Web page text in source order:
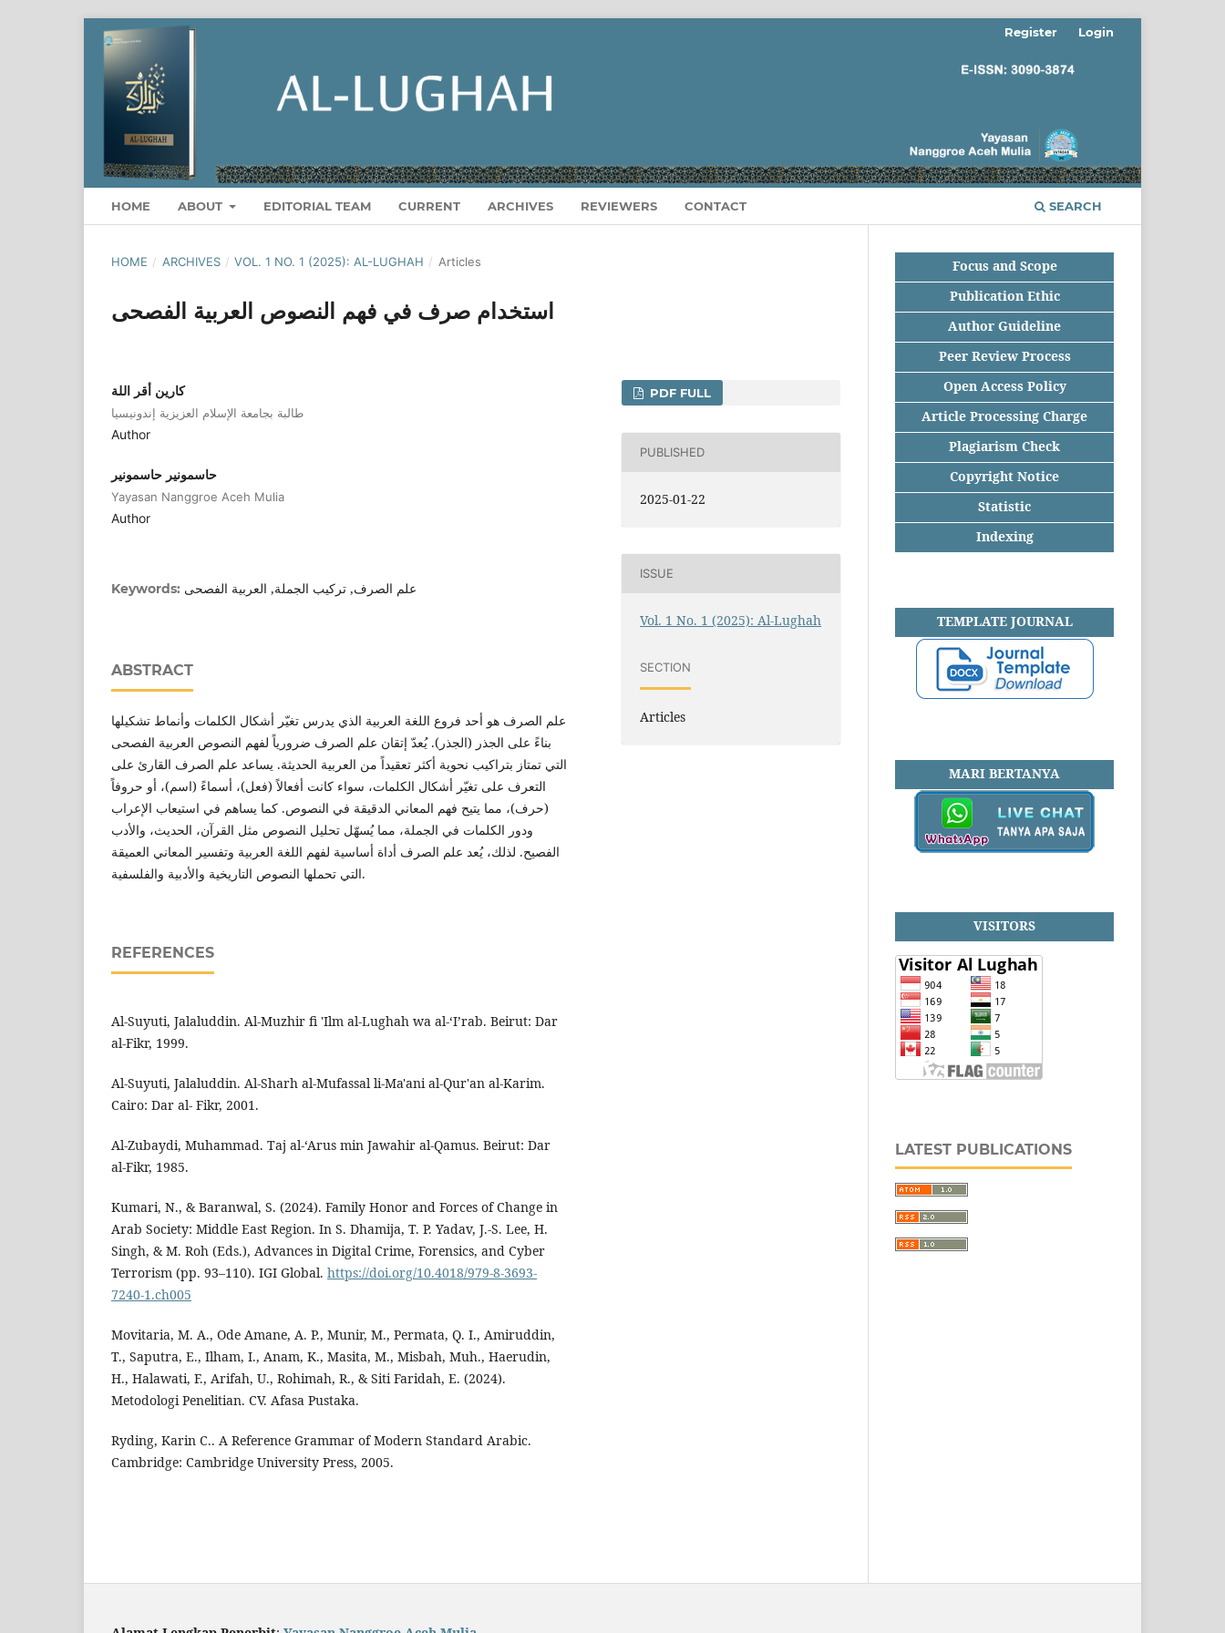
HOME ABOUT EDITORIAL TEAM CURRENT ARCHIVES REVIEWERS CONTACT SEARCH
Register Login
HOME / ARCHIVES / VOL. 1 NO. 1 (2025): AL-LUGHAH / Articles
استخدام صرف في فهم النصوص العربية الفصحى
كارين أقر اللة
طالبة بجامعة الإسلام العزيزية إندونيسيا
Author
حاسمونير حاسمونير
Yayasan Nanggroe Aceh Mulia
Author
Keywords: علم الصرف, تركيب الجملة, العربية الفصحى
ABSTRACT
علم الصرف هو أحد فروع اللغة العربية الذي يدرس تغيّر أشكال الكلمات وأنماط تشكيلها
بناءً على الجذر (الجذر). يُعدّ إتقان علم الصرف ضرورياً لفهم النصوص العربية الفصحى
التي تمتاز بتراكيب نحوية أكثر تعقيداً من العربية الحديثة. يساعد علم الصرف القارئ على
التعرف على تغيّر أشكال الكلمات، سواء كانت أفعالاً (فعل)، أسماءً (اسم)، أو حروفاً
(حرف)، مما يتيح فهم المعاني الدقيقة في النصوص. كما يساهم في استيعاب الإعراب
ودور الكلمات في الجملة، مما يُسهّل تحليل النصوص مثل القرآن، الحديث، والأدب
الفصيح. لذلك، يُعد علم الصرف أداة أساسية لفهم اللغة العربية وتفسير المعاني العميقة
التي تحملها النصوص التاريخية والأدبية والفلسفية.
REFERENCES
Al-Suyuti, Jalaluddin. Al-Muzhir fi 'Ilm al-Lughah wa al-‘I’rab. Beirut: Dar
al-Fikr, 1999.
Al-Suyuti, Jalaluddin. Al-Sharh al-Mufassal li-Ma'ani al-Qur'an al-Karim.
Cairo: Dar al- Fikr, 2001.
Al-Zubaydi, Muhammad. Taj al-‘Arus min Jawahir al-Qamus. Beirut: Dar
al-Fikr, 1985.
Kumari, N., & Baranwal, S. (2024). Family Honor and Forces of Change in
Arab Society: Middle East Region. In S. Dhamija, T. P. Yadav, J.-S. Lee, H.
Singh, & M. Roh (Eds.), Advances in Digital Crime, Forensics, and Cyber
Terrorism (pp. 93–110). IGI Global. https://doi.org/10.4018/979-8-3693-
7240-1.ch005
Movitaria, M. A., Ode Amane, A. P., Munir, M., Permata, Q. I., Amiruddin,
T., Saputra, E., Ilham, I., Anam, K., Masita, M., Misbah, Muh., Haerudin,
H., Halawati, F., Arifah, U., Rohimah, R., & Siti Faridah, E. (2024).
Metodologi Penelitian. CV. Afasa Pustaka.
Ryding, Karin C.. A Reference Grammar of Modern Standard Arabic.
Cambridge: Cambridge University Press, 2005.
PDF FULL
PUBLISHED
2025-01-22
ISSUE
Vol. 1 No. 1 (2025): Al-Lughah
SECTION
Articles
Focus and Scope
Publication Ethic
Author Guideline
Peer Review Process
Open Access Policy
Article Processing Charge
Plagiarism Check
Copyright Notice
Statistic
Indexing
TEMPLATE JOURNAL
MARI BERTANYA
VISITORS
LATEST PUBLICATIONS